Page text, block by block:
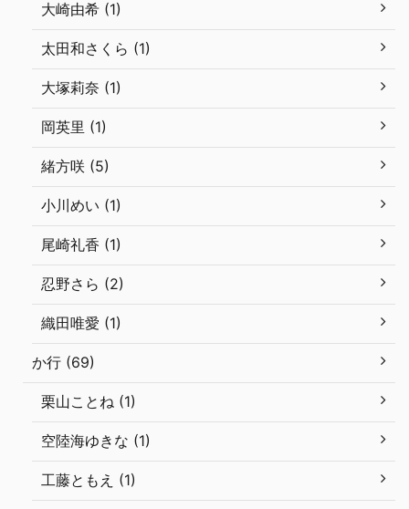
大崎由希 (1)
太田和さくら (1)
大塚莉奈 (1)
岡英里 (1)
緒方咲 (5)
小川めい (1)
尾崎礼香 (1)
忍野さら (2)
織田唯愛 (1)
か行 (69)
栗山ことね (1)
空陸海ゆきな (1)
工藤ともえ (1)